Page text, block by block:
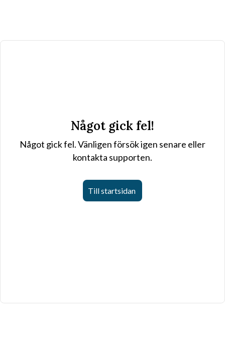
Något gick fel!
Något gick fel. Vänligen försök igen senare eller
kontakta supporten.
Till startsidan